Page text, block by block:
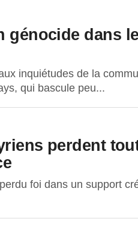
génocide dans le
inquiétudes de la
qui bascule peu...
perdent
foi dans un support